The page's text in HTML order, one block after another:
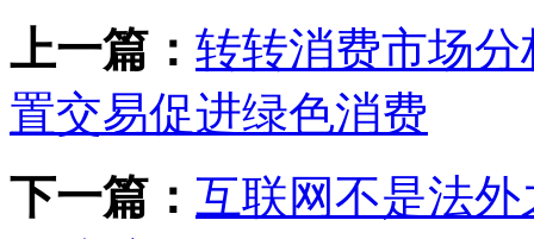
上一篇： 转转消费市场
置交易促进绿色消费
下一篇： 互联网不是法